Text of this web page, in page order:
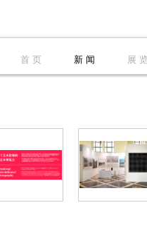
首 页 新 闻 展